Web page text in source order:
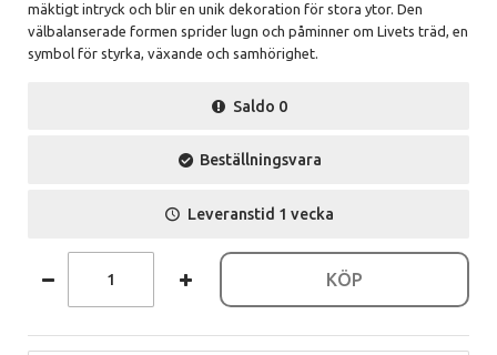
mäktigt intryck och blir en unik dekoration för stora ytor. Den
välbalanserade formen sprider lugn och påminner om Livets träd, en
symbol för styrka, växande och samhörighet.
Saldo 0
Beställningsvara
Leveranstid 1 vecka
KÖP